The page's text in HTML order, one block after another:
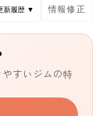
新履歴 ▼ 情報修正
すいジムの特